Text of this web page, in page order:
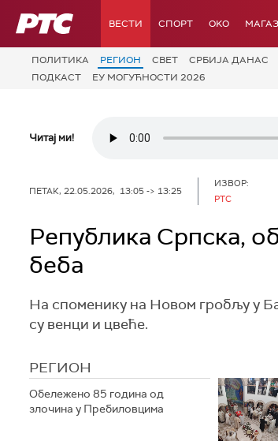
РТС ВЕСТИ СПОРТ OKO
ПОЛИТИКА РЕГИОН СВЕТ СРБИЈА ДАНАС
ПОДКАСТ
ЕУ МОГУЋНОСТИ 2026
Читај ми!
ПЕТАК, 22.05.2026, 13:05 -> 13:25
ИЗВОР:
РТС
Република Српска,
беба
На споменику на Новом гробљу у
су венци и цвеће.
РЕГИОН
Обележено 85 година од
злочина у Пребиловцима